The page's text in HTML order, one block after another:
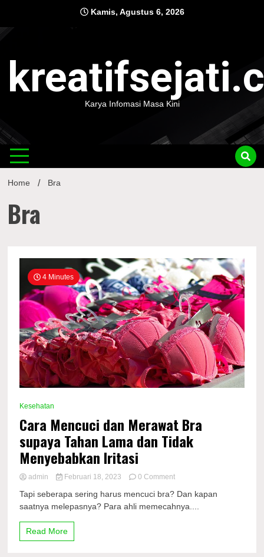
content
Kamis, Agustus 6, 2026
Karya Infomasi Masa Kini
Home Bra
Bra
4 Minutes
Kesehatan
Cara Mencuci dan Merawat Bra
supaya Tahan Lama dan Tidak
Menyebabkan Iritasi
admin Februari 18, 2023 0 Commenton
Mencuci
dan
Tapi seberapa sering harus mencuci bra? Dan kapan
saatnya melepasnya? Para ahli memecahnya....
Read More